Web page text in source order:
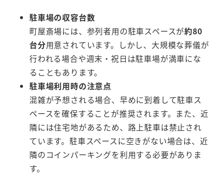
駐車場の収容台数
町屋斎場には、参列者用の駐車スペースが約80
台分用意されています。しかし、大規模な葬儀が
行われる場合や週末・祝日は駐車場が満車にな
ることもあります。
駐車場利用時の注意点
混雑が予想される場合、早めに到着して駐車ス
ペースを確保することが推奨されます。また、近
隣には住宅地があるため、路上駐車は禁止され
ています。駐車スペースに空きがない場合は、近
隣のコインパーキングを利用する必要がありま
す。